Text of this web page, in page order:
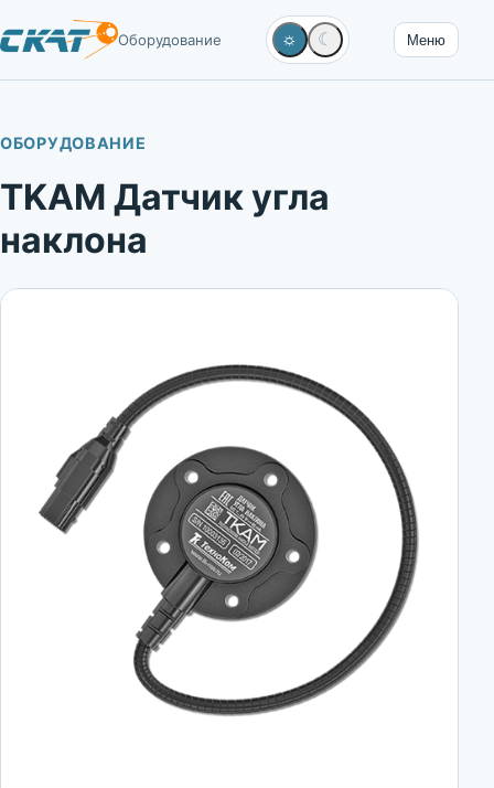
Оборудование ☼ ☾ Меню
ОБОРУДОВАНИЕ
TKAM Датчик угла
наклона